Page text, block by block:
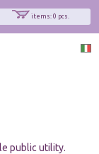
items: 0 pcs.
public utility.